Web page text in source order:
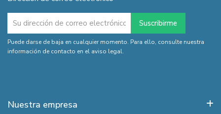
Puede darse de baja en cualquier momento. Para ello, consulte nuestra
información de contacto en el aviso legal.
Nuestra empresa